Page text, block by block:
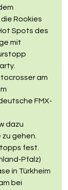
Rookies
Spots des
mit
am
FMX-
dazu
gehen.
fest.
Pfalz)
in Türkheim
bei